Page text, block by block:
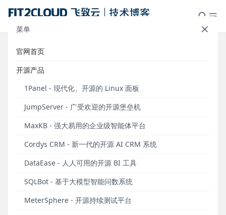
菜单
官网首页
开源产品
1Panel - 现代化、开源的 Linux 面板
JumpServer - 广受欢迎的开源堡垒机
MaxKB - 强大易用的企业级智能体平台
Cordys CRM - 新一代的开源 AI CRM 系统
DataEase - 人人可用的开源 BI 工具
SQLBot - 基于大模型智能问数系统
MeterSphere - 开源持续测试平台
案例研究｜阿特斯的JumpServer分
布式部署和多组织管理实践
斯）是一家集太阳能光伏组件制造和为全球客户提供
太阳能应用产品研发、设计、制造、销售的专业公